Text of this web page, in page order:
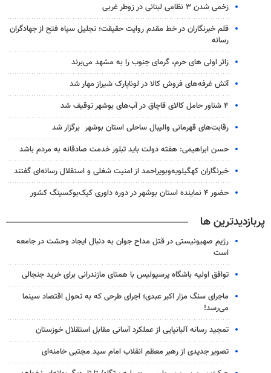
زخمی شدن ۳ نظامی لبنانی در زوطر غربی
قلم خبرنگاران در خط مقدم روایت حقیقت؛ تجلیل سپاه فتح از جهادگران
رسانه
زائر اولی های حرم، گرمای جنوب را به مشهد می‌برند
آتش غرفه‌های فروش کالا در لوناپارک شیراز مهار شد
۴ شناور حامل کالای قاچاق در آب‌های بوشهر توقیف شد
رقابت‌های قهرمانی والیبال ساحلی استان بوشهر برگزار شد
حسن ابراهیمی: هفته دولت باید تبلور خدمت صادقانه به مردم باشد
خبرنگاران کهگیلویه‌وبویراحمد از امنیت شغلی و استقلال رسانه‌ای گفتند
حضور ۴ نماینده استان بوشهر در دوره داوری کیک‌بوکسینگ کشور
پربازدیدترین ها
رژیم صهیونیستی در قتل مداح جوان به دنبال ایجاد وحشت در جامعه
است
توافق اولیه باشگاه پرسپولیس با همتای مازندرانی برای خرید جنجالی
ماجرای سنگ مزار اکبر عبدی؛ اجرای طرحی که به تحول اقتصاد سینما
می‌رسد!
تمجید رسانه آلبانیایی از عملکرد آسانی مقابل استقلال خوزستان
تصویر جدیدی از رهبر معظم انقلاب امام سید مجتبی خامنه‌ای